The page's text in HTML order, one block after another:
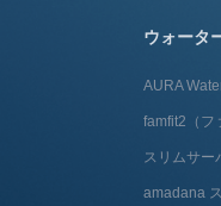
ウォータ
AURA
famfit2（フ
スリムサー
amadana